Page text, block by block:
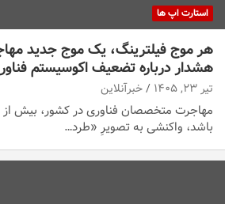
استارت اپ ها
هر موج فیلترینگ، یک موج جدید
هشدار درباره تضعیف اکوسیستم
تیر ۲۳, ۱۴۰۵ خبرآنلاین
مهاجرت متخصصان فناوری در کشور، بیش از
باشد، واکنشی به تصویرِ «طرد…